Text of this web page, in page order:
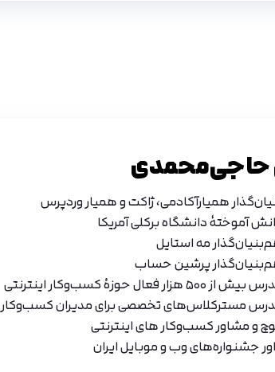
حاجی‌محمدی
همیارآکادمی، ژاکت و همیار وردپرس
آموختهٔ دانشگاه برکلی آمریکا
مه استایل
پرشین حساب
از ۵۰۰ هزار فعال حوزهٔ کسب‌وکار اینترنتی
مسترکلاس‌های تخصصی برای مدیران کسب‌وکار
و مشاور کسب‌وکار های اینترنتی
جشنواره‌های وب و موبایل ایران